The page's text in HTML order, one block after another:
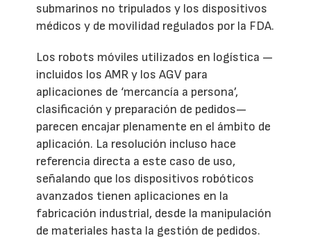
submarinos no tripulados y los dispositivos
médicos y de movilidad regulados por la FDA.
Los robots móviles utilizados en logística —
incluidos los AMR y los AGV para
aplicaciones de ‘mercancía a persona’,
clasificación y preparación de pedidos—
parecen encajar plenamente en el ámbito de
aplicación. La resolución incluso hace
referencia directa a este caso de uso,
señalando que los dispositivos robóticos
avanzados tienen aplicaciones en la
fabricación industrial, desde la manipulación
de materiales hasta la gestión de pedidos.